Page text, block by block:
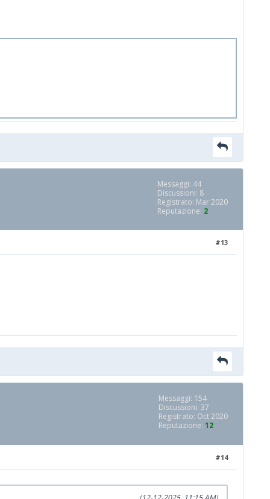
Messaggi: 44
Discussioni: 8
Registrato: Mar 2020
Reputazione: 2
#13
Messaggi: 154
Discussioni: 37
Registrato: Oct 2020
Reputazione: 12
#14